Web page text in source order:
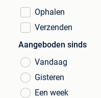
Ophalen
Verzenden
Aangeboden sinds
Vandaag
Gisteren
Een week